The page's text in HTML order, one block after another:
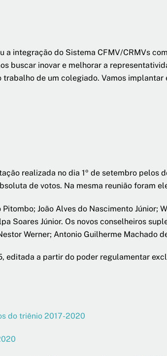
integração do Sistema CFMV/CRMVs
buscar inovar e melhorar a
de um colegiado. Vamos implantar
realizada no dia 1º de setembro pelos
de votos. Na mesma reunião foram
João Alves do Nascimento Júnior;
Soares Júnior. Os novos conselheiros
Werner; Antonio Guilherme Machado
editada a partir do poder regulamentar
do triênio 2017-2020